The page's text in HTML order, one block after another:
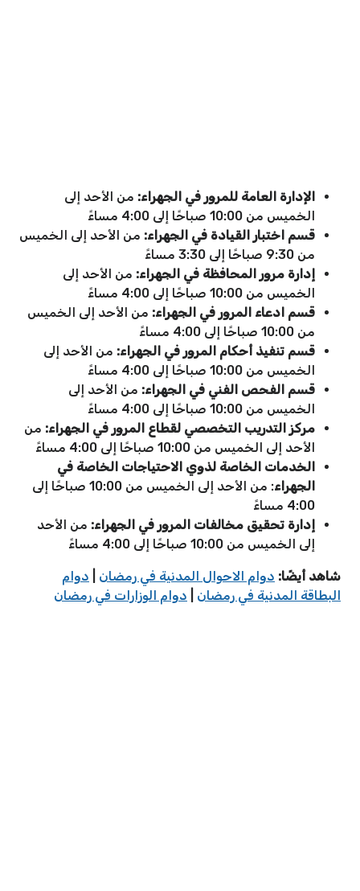
الإدارة العامة للمرور في الجهراء: من الأحد إلى
الخميس من 10:00 صباحًا إلى 4:00 مساءً
قسم اختبار القيادة في الجهراء: من الأحد إلى الخميس
من 9:30 صباحًا إلى 3:30 مساءً
إدارة مرور المحافظة في الجهراء: من الأحد إلى
الخميس من 10:00 صباحًا إلى 4:00 مساءً
قسم ادعاء المرور في الجهراء: من الأحد إلى الخميس
من 10:00 صباحًا إلى 4:00 مساءً
قسم تنفيذ أحكام المرور في الجهراء: من الأحد إلى
الخميس من 10:00 صباحًا إلى 4:00 مساءً
قسم الفحص الفني في الجهراء: من الأحد إلى
الخميس من 10:00 صباحًا إلى 4:00 مساءً
مركز التدريب التخصصي لقطاع المرور في الجهراء: من
الأحد إلى الخميس من 10:00 صباحًا إلى 4:00 مساءً
الخدمات الخاصة لذوي الاحتياجات الخاصة في
الجهراء
: من الأحد إلى الخميس من 10:00 صباحًا إلى
4:00 مساءً
إدارة تحقيق مخالفات المرور في الجهراء: من الأحد
إلى الخميس من 10:00 صباحًا إلى 4:00 مساءً
شاهد أيضًا: دوام الاحوال المدنية في رمضان
دوام
البطاقة المدنية في رمضان
دوام الوزارات في رمضان